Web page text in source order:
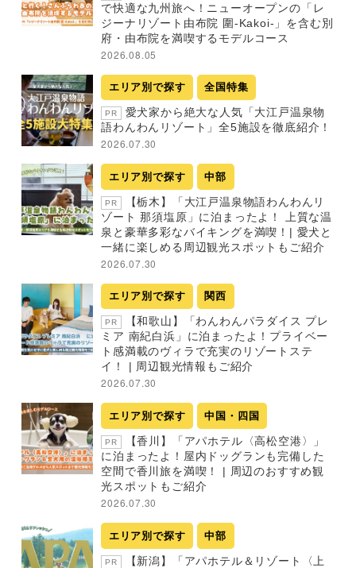
で快適な九州旅へ！ニューオープンの「レ
ジーナリゾート由布院 圍-Kakoi-」を含む別
府・由布院を満喫するモデルコース
2026.08.05
エリア別で探す 全国特集
PR
愛犬家から絶大な人気「大江戸温泉物
語わんわんリゾート」全5施設を徹底紹介！
2026.07.30
エリア別で探す 中部
PR
【栃木】「大江戸温泉物語わんわんリ
ゾート 那須塩原」に泊まったよ！ 上質な温
泉と豪華多彩なバイキングを満喫！| 愛犬と
一緒に楽しめる周辺観光スポットもご紹介
2026.07.30
エリア別で探す 関西
PR
【和歌山】「わんわんパラダイス プレ
ミア 南紀白浜」に泊まったよ！プライベー
ト感満載のヴィラで充実のリゾートステ
イ！ | 周辺観光情報もご紹介
2026.07.30
エリア別で探す 中国・四国
PR
【香川】「アパホテル〈高松空港〉」
に泊まったよ！屋内ドッグランも完備した
空間で香川旅を満喫！ | 周辺のおすすめ観
光スポットもご紹介
2026.07.30
エリア別で探す 中部
PR
【新潟】「アパホテル＆リゾート〈上